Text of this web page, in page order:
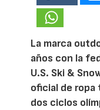
La marca
años con la
U.S. Ski &
oficial de ropa
dos ciclos